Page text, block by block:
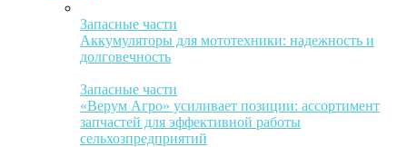
Запасные части
Аккумуляторы для мототехники: надежность и
долговечность
Запасные части
«Верум Агро» усиливает позиции: ассортимент
запчастей для эффективной работы
сельхозпредприятий